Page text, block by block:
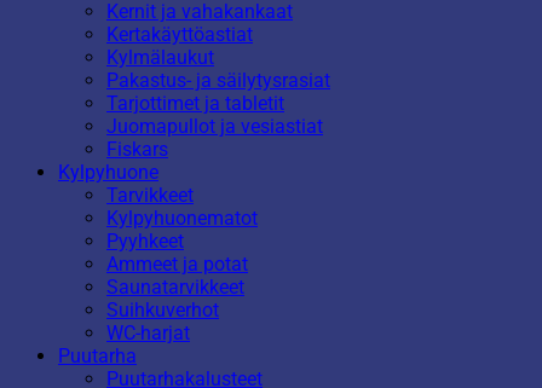
Kernit ja vahakankaat
Kertakäyttöastiat
Kylmälaukut
Pakastus- ja säilytysrasiat
Tarjottimet ja tabletit
Juomapullot ja vesiastiat
Fiskars
Kylpyhuone
Tarvikkeet
Kylpyhuonematot
Pyyhkeet
Ammeet ja potat
Saunatarvikkeet
Suihkuverhot
WC-harjat
Puutarha
Puutarhakalusteet